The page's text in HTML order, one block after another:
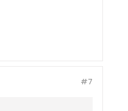
#7